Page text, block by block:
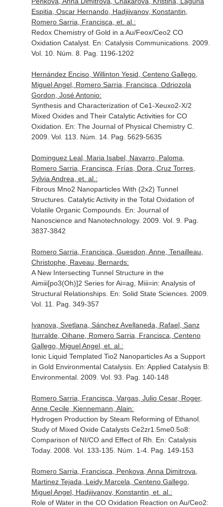
Espitia, Oscar Hernando, Hadjiivanov, Konstantin,
Romero Sarria, Francisca, et. al.:
Redox Chemistry of Gold in a Au/Feox/Ceo2 CO
Oxidation Catalyst. En: Catalysis Communications. 2009.
Vol. 10. Núm. 8. Pag. 1196-1202
Hernández Enciso, Willinton Yesid, Centeno Gallego,
Miguel Angel, Romero Sarria, Francisca, Odriozola
Gordon, José Antonio:
Synthesis and Characterization of Ce1-Xeuxo2-X/2
Mixed Oxides and Their Catalytic Activities for CO
Oxidation. En: The Journal of Physical Chemistry C.
2009. Vol. 113. Núm. 14. Pag. 5629-5635
Dominguez Leal, Maria Isabel, Navarro, Paloma,
Romero Sarria, Francisca, Frías, Dora, Cruz Torres,
Sylvia Andrea, et. al.:
Fibrous Mno2 Nanoparticles With (2x2) Tunnel
Structures. Catalytic Activity in the Total Oxidation of
Volatile Organic Compounds. En: Journal of
Nanoscience and Nanotechnology. 2009. Vol. 9. Pag.
3837-3842
Romero Sarria, Francisca, Guesdon, Anne, Tenailleau,
Christophe, Raveau, Bernards:
A New Intersecting Tunnel Structure in the
Aimiii[po3(Oh)]2 Series for Ai=ag, Miii=in: Analysis of
Structural Relationships. En: Solid State Sciences. 2009.
Vol. 11. Pag. 349-357
Ivanova, Svetlana, Sánchez Avellaneda, Rafael, Sanz
Iturralde, Oihane, Romero Sarria, Francisca, Centeno
Gallego, Miguel Angel, et. al.:
Ionic Liquid Templated Tio2 Nanoparticles As a Support
in Gold Environmental Catalysis. En: Applied Catalysis B:
Environmental. 2009. Vol. 93. Pag. 140-148
Romero Sarria, Francisca, Vargas, Julio Cesar, Roger,
Anne Cecile, Kiennemann, Alain:
Hydrogen Production by Steam Reforming of Ethanol.
Study of Mixed Oxide Catalysts Ce2zr1.5me0.5o8:
Comparison of NI/CO and Effect of Rh. En: Catalysis
Today. 2008. Vol. 133-135. Núm. 1-4. Pag. 149-153
Romero Sarria, Francisca, Penkova, Anna Dimitrova,
Martinez Tejada, Leidy Marcela, Centeno Gallego,
Miguel Angel, Hadjiivanov, Konstantin, et. al.:
Role of Water in the CO Oxidation Reaction on Au/Ceo2: